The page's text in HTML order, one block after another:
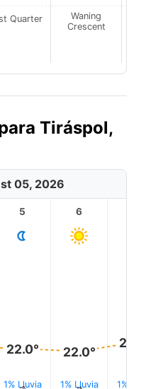
Quarter
Waning
Crescent
Tiráspol,
05, 2026
5
22.0°
1% Lluvia
6
22.0°
1% Lluvia 1%